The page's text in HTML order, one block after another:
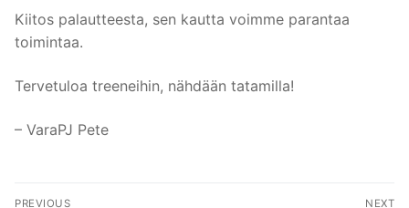
Kiitos palautteesta, sen kautta voimme parantaa
toimintaa.
Tervetuloa treeneihin, nähdään tatamilla!
– VaraPJ Pete
Artikkelien
PREVIOUS NEXT